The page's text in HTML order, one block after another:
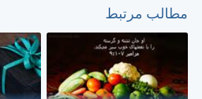
مطالب مرتبط